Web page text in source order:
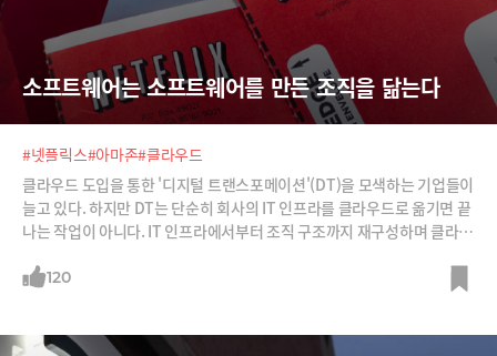
소프트웨어는 소프트웨어를 만든 조직을 닮는다
#넷플릭스#아마존#클라우드
클라우드 도입을 통한 '디지털 트랜스포메이션'(DT)을 모색하는 기업들이
늘고 있다. 하지만 DT는 단순히 회사의 IT 인프라를 클라우드로 옮기면 끝
나는 작업이 아니다. IT 인프라에서부터 조직 구조까지 재구성하며 클라우
120